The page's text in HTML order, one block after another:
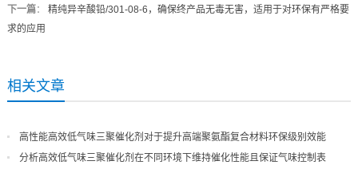
下一篇： 精纯异辛酸铅/301-08-6，确保终产品无毒无害，适用于对环保有严格要
求的应用
相关文章
高性能高效低气味三聚催化剂对于提升高端聚氨酯复合材料环保级别效能
分析高效低气味三聚催化剂在不同环境下维持催化性能且保证气味控制表